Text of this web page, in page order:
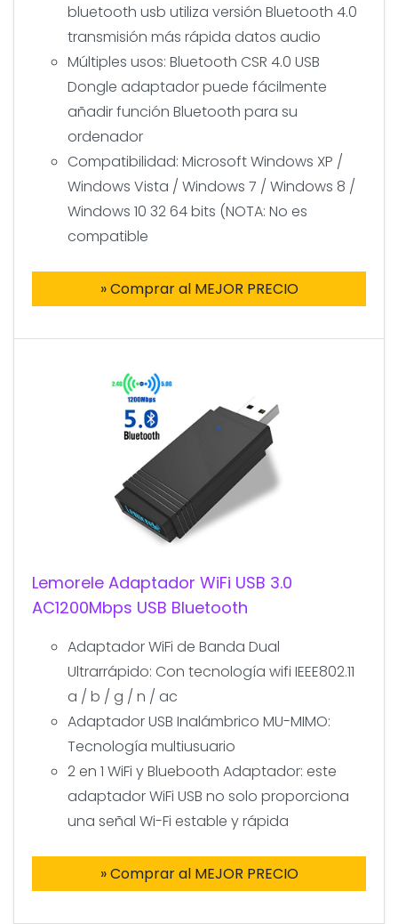
bluetooth usb utiliza versión Bluetooth 4.0
transmisión más rápida datos audio
Múltiples usos: Bluetooth CSR 4.0 USB
Dongle adaptador puede fácilmente
añadir función Bluetooth para su
ordenador
Compatibilidad: Microsoft Windows XP /
Windows Vista / Windows 7 / Windows 8 /
Windows 10 32 64 bits (NOTA: No es
compatible
» Comprar al MEJOR PRECIO
Lemorele Adaptador WiFi USB 3.0
AC1200Mbps USB Bluetooth
Adaptador WiFi de Banda Dual
Ultrarrápido: Con tecnología wifi IEEE802.11
a / b / g / n / ac
Adaptador USB Inalámbrico MU-MIMO:
Tecnología multiusuario
2 en 1 WiFi y Bluebooth Adaptador: este
adaptador WiFi USB no solo proporciona
una señal Wi-Fi estable y rápida
» Comprar al MEJOR PRECIO